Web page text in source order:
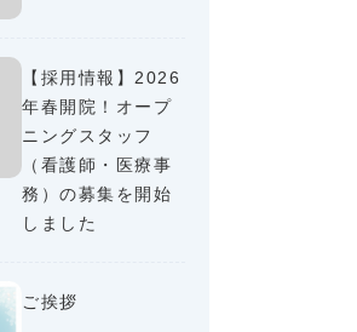
【採用情報】2026
年春開院！オープ
ニングスタッフ
（看護師・医療事
務）の募集を開始
しました
ご挨拶